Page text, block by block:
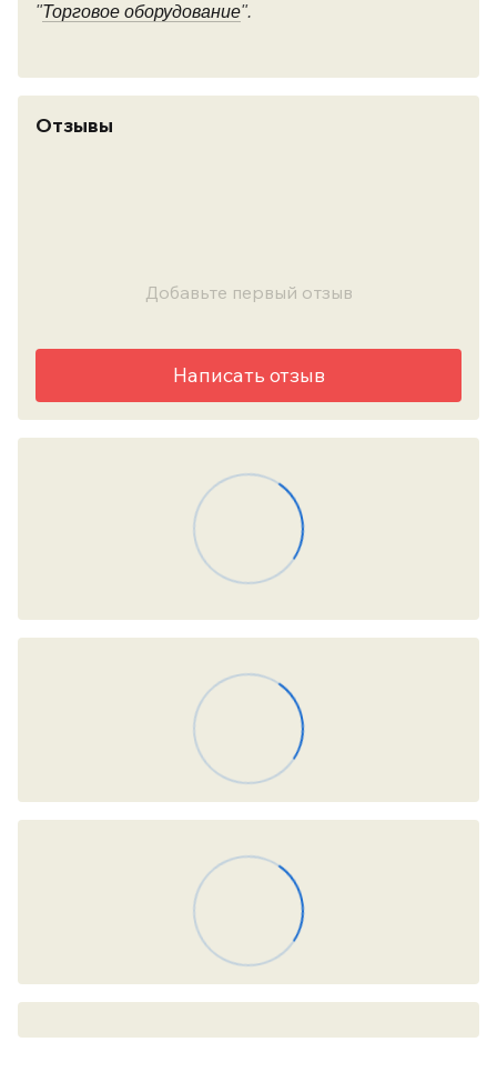
"Торговое оборудование".
Отзывы
Добавьте первый отзыв
Написать отзыв